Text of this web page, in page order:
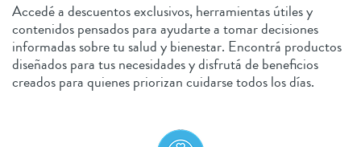
Accedé a descuentos exclusivos, herramientas útiles y
contenidos pensados para ayudarte a tomar decisiones
informadas sobre tu salud y bienestar. Encontrá productos
diseñados para tus necesidades y disfrutá de beneficios
creados para quienes priorizan cuidarse todos los días.